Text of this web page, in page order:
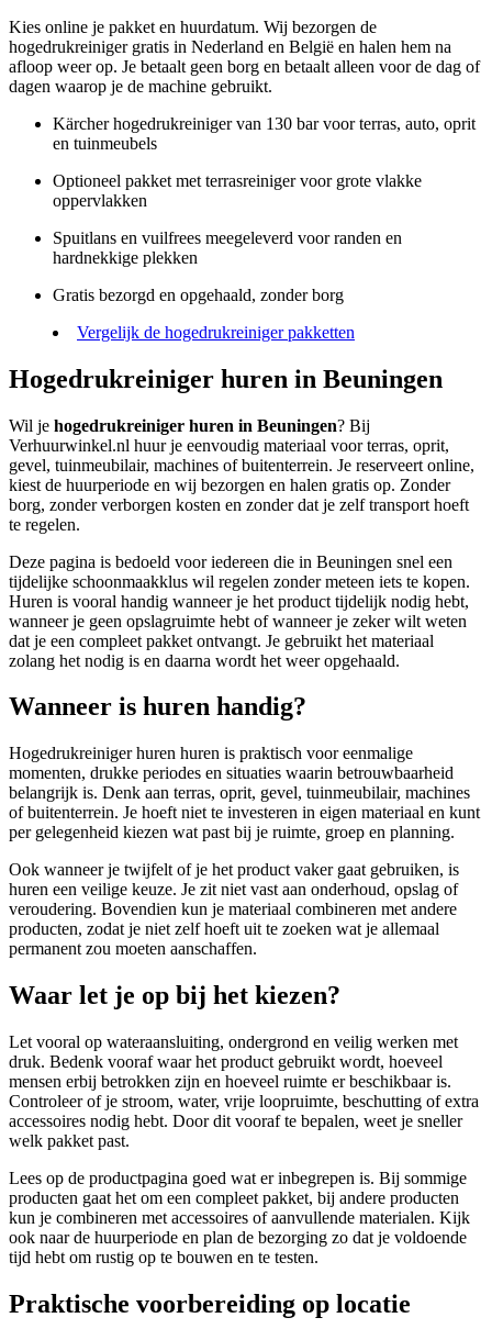
Kies online je pakket en huurdatum. Wij bezorgen de
hogedrukreiniger gratis in Nederland en België en halen hem na
afloop weer op. Je betaalt geen borg en betaalt alleen voor de dag of
dagen waarop je de machine gebruikt.
Kärcher hogedrukreiniger van 130 bar voor terras, auto, oprit
en tuinmeubels
Optioneel pakket met terrasreiniger voor grote vlakke
oppervlakken
Spuitlans en vuilfrees meegeleverd voor randen en
hardnekkige plekken
Gratis bezorgd en opgehaald, zonder borg
Vergelijk de hogedrukreiniger pakketten
Hogedrukreiniger huren in Beuningen
Wil je hogedrukreiniger huren in Beuningen? Bij
Verhuurwinkel.nl huur je eenvoudig materiaal voor terras, oprit,
gevel, tuinmeubilair, machines of buitenterrein. Je reserveert online,
kiest de huurperiode en wij bezorgen en halen gratis op. Zonder
borg, zonder verborgen kosten en zonder dat je zelf transport hoeft
te regelen.
Deze pagina is bedoeld voor iedereen die in Beuningen snel een
tijdelijke schoonmaakklus wil regelen zonder meteen iets te kopen.
Huren is vooral handig wanneer je het product tijdelijk nodig hebt,
wanneer je geen opslagruimte hebt of wanneer je zeker wilt weten
dat je een compleet pakket ontvangt. Je gebruikt het materiaal
zolang het nodig is en daarna wordt het weer opgehaald.
Wanneer is huren handig?
Hogedrukreiniger huren huren is praktisch voor eenmalige
momenten, drukke periodes en situaties waarin betrouwbaarheid
belangrijk is. Denk aan terras, oprit, gevel, tuinmeubilair, machines
of buitenterrein. Je hoeft niet te investeren in eigen materiaal en kunt
per gelegenheid kiezen wat past bij je ruimte, groep en planning.
Ook wanneer je twijfelt of je het product vaker gaat gebruiken, is
huren een veilige keuze. Je zit niet vast aan onderhoud, opslag of
veroudering. Bovendien kun je materiaal combineren met andere
producten, zodat je niet zelf hoeft uit te zoeken wat je allemaal
permanent zou moeten aanschaffen.
Waar let je op bij het kiezen?
Let vooral op wateraansluiting, ondergrond en veilig werken met
druk. Bedenk vooraf waar het product gebruikt wordt, hoeveel
mensen erbij betrokken zijn en hoeveel ruimte er beschikbaar is.
Controleer of je stroom, water, vrije loopruimte, beschutting of extra
accessoires nodig hebt. Door dit vooraf te bepalen, weet je sneller
welk pakket past.
Lees op de productpagina goed wat er inbegrepen is. Bij sommige
producten gaat het om een compleet pakket, bij andere producten
kun je combineren met accessoires of aanvullende materialen. Kijk
ook naar de huurperiode en plan de bezorging zo dat je voldoende
tijd hebt om rustig op te bouwen en te testen.
Praktische voorbereiding op locatie